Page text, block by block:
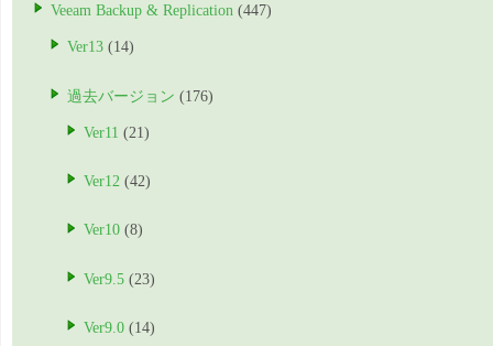
Veeam Backup & Replication (447)
Ver13 (14)
過去バージョン (176)
Ver11 (21)
Ver12 (42)
Ver10 (8)
Ver9.5 (23)
Ver9.0 (14)